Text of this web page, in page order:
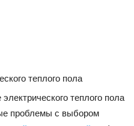
теплого пола
проблемы с выбором